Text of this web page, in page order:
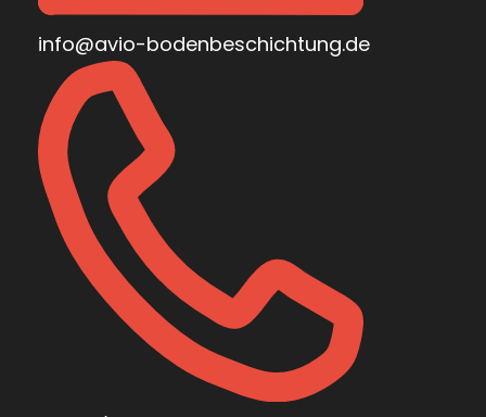
info@avio-bodenbeschichtung.de